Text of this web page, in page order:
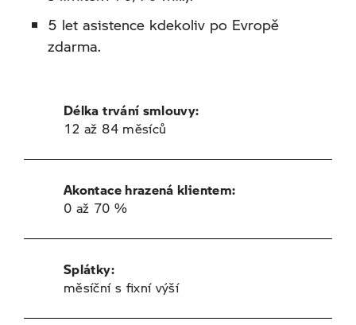
5 let asistence kdekoliv po Evropě
zdarma.
Délka trvání smlouvy:
12 až 84 měsíců
Akontace hrazená klientem:
0 až 70 %
Splátky:
měsíční s fixní výší